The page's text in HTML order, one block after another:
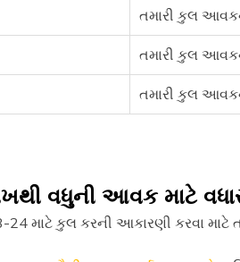
તમારી કુલ
તમારી કુલ
તમારી કુલ
વધુની આવક માટે
24 માટે કુલ કરની આકારણી કરવા